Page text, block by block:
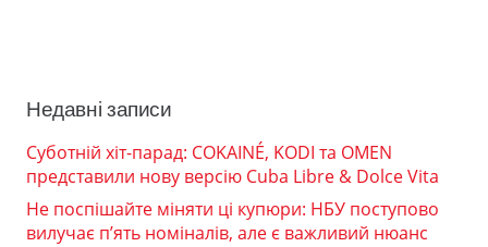
Недавні записи
Суботній хіт-парад: COKAINÉ, KODI та OMEN
представили нову версію Cuba Libre & Dolce Vita
Не поспішайте міняти ці купюри: НБУ поступово
вилучає п’ять номіналів, але є важливий нюанс